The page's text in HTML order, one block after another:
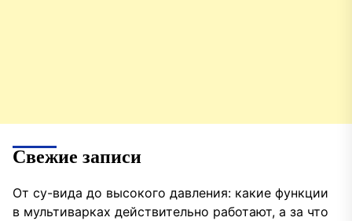
Свежие записи
От су-вида до высокого давления: какие функции
в мультиварках действительно работают, а за что